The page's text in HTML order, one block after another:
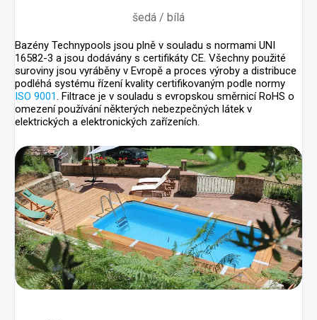
šedá / bílá
Bazény Technypools jsou plně v souladu s normami UNI
16582-3 a jsou dodávány s certifikáty CE. Všechny použité
suroviny jsou vyráběny v Evropě a proces výroby a distribuce
podléhá systému řízení kvality certifikovaným podle normy
ISO 9001. Filtrace je v souladu s evropskou směrnicí RoHS o
omezení používání některých nebezpečných látek v
elektrických a elektronických zařízeních.